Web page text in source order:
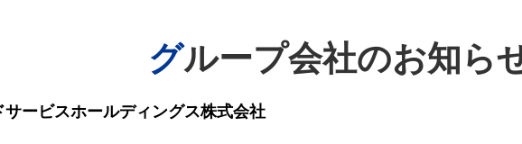
グループ会社のお知ら
サービスホールディングス株式会社